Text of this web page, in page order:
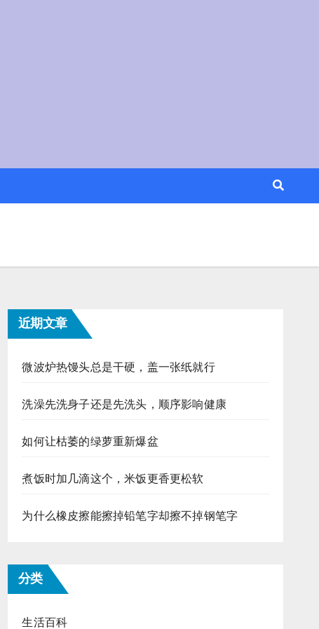
近期文章
微波炉热馒头总是干硬，盖一张纸就行
洗澡先洗身子还是先洗头，顺序影响健康
如何让枯萎的绿萝重新爆盆
煮饭时加几滴这个，米饭更香更松软
为什么橡皮擦能擦掉铅笔字却擦不掉钢笔字
分类
生活百科